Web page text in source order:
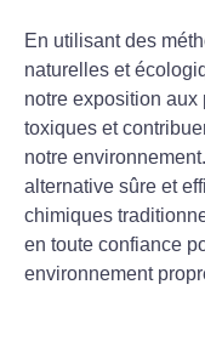
En utilisant des
naturelles et
notre exposition
toxiques et
notre
alternative sûre et
chimiques
en toute confiance
environnement